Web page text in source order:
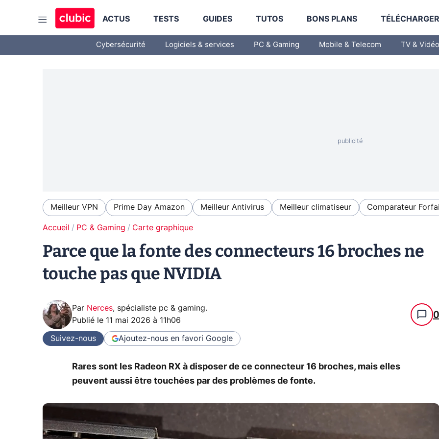
ACTUS TESTS GUIDES TUTOS BONS PLANS
Cybersécurité Logiciels & services PC & Gaming Mobile & Telecom TV & Vidéo
Meilleur VPN Prime Day Amazon Meilleur Antivirus Meilleur climatiseur Comparateur
Accueil PC & Gaming Carte graphique
Parce que la fonte des connecteurs 16 broches ne
touche pas que NVIDIA
Par Nerces, spécialiste pc & gaming.
Publié le 11 mai 2026 à 11h06 0
Suivez-nous Ajoutez-nous en favori Google
Rares sont les Radeon RX à disposer de ce connecteur 16 broches, mais elles
peuvent aussi être touchées par des problèmes de fonte.